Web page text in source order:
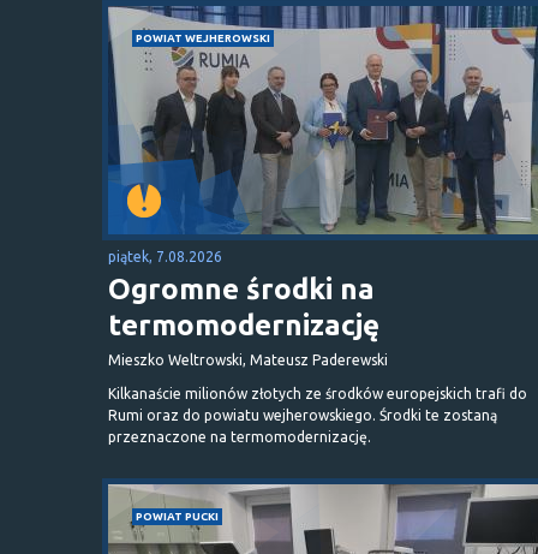
POWIAT WEJHEROWSKI
piątek, 7.08.2026
Ogromne środki na
termomodernizację
Mieszko Weltrowski, Mateusz Paderewski
Kilkanaście milionów złotych ze środków europejskich trafi do
Rumi oraz do powiatu wejherowskiego. Środki te zostaną
przeznaczone na termomodernizację.
POWIAT PUCKI